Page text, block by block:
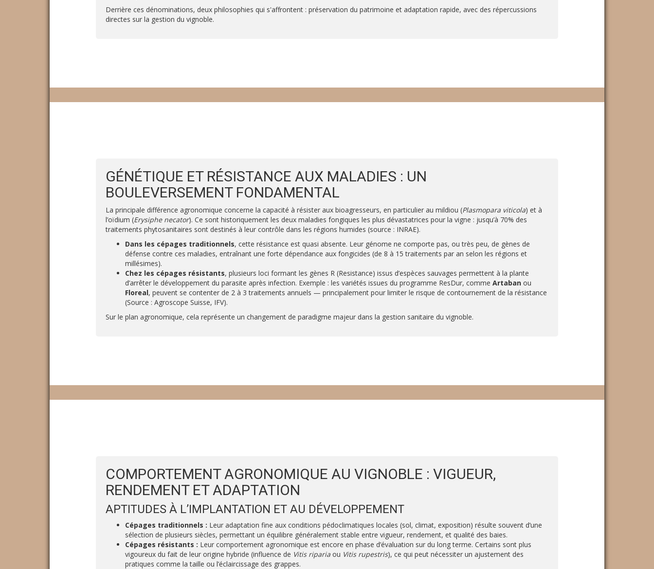
Derrière ces dénominations, deux philosophies qui s'affrontent : préservation du patrimoine et adaptation rapide, avec des répercussions
directes sur la gestion du vignoble.
GÉNÉTIQUE ET RÉSISTANCE AUX MALADIES : UN
BOULEVERSEMENT FONDAMENTAL
La principale différence agronomique concerne la capacité à résister aux bioagresseurs, en particulier au mildiou (Plasmopara viticola) et à
l’oïdium (Erysiphe necator). Ce sont historiquement les deux maladies fongiques les plus dévastatrices pour la vigne : jusqu’à 70% des
traitements phytosanitaires sont destinés à leur contrôle dans les régions humides (source : INRAE).
Dans les cépages traditionnels, cette résistance est quasi absente. Leur génome ne comporte pas, ou très peu, de gènes de
défense contre ces maladies, entraînant une forte dépendance aux fongicides (de 8 à 15 traitements par an selon les régions et
millésimes).
Chez les cépages résistants, plusieurs loci formant les gènes R (Resistance) issus d’espèces sauvages permettent à la plante
d’arrêter le développement du parasite après infection. Exemple : les variétés issues du programme ResDur, comme Artaban ou
Floreal, peuvent se contenter de 2 à 3 traitements annuels — principalement pour limiter le risque de contournement de la résistance
(Source : Agroscope Suisse, IFV).
Sur le plan agronomique, cela représente un changement de paradigme majeur dans la gestion sanitaire du vignoble.
COMPORTEMENT AGRONOMIQUE AU VIGNOBLE : VIGUEUR,
RENDEMENT ET ADAPTATION
APTITUDES À L’IMPLANTATION ET AU DÉVELOPPEMENT
Cépages traditionnels : Leur adaptation fine aux conditions pédoclimatiques locales (sol, climat, exposition) résulte souvent d’une
sélection de plusieurs siècles, permettant un équilibre généralement stable entre vigueur, rendement, et qualité des baies.
Cépages résistants : Leur comportement agronomique est encore en phase d’évaluation sur du long terme. Certains sont plus
vigoureux du fait de leur origine hybride (influence de Vitis riparia ou Vitis rupestris), ce qui peut nécessiter un ajustement des
pratiques comme la taille ou l’éclaircissage des grappes.